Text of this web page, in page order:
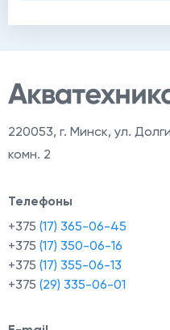
220053, г. Минск, ул.
комн. 2
Телефоны
+375 (17) 365-06-45
+375 (17) 350-06-16
+375 (17) 355-06-13
+375 (29) 335-06-01